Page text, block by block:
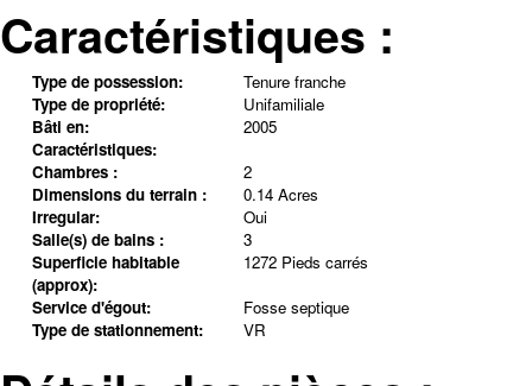
Caractéristiques :
Type de possession:
Tenure franche
Type de propriété:
Unifamiliale
Bâti en:
2005
Caractéristiques:
Chambres :
2
Dimensions du terrain :
0.14 Acres
Irregular:
Oui
Salle(s) de bains :
3
Superficie habitable
(approx):
1272 Pieds carrés
Service d'égout:
Fosse septique
Type de stationnement:
VR